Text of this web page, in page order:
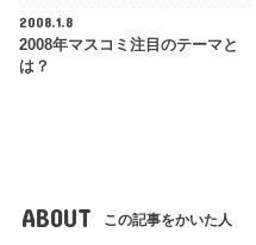
2008.1.8
2008年マスコミ注目のテーマと
は？
ABOUT この記事をかいた人